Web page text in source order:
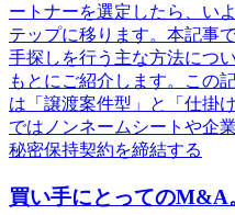
ートナーを選定したら、い
テップに移ります。本記事
手探しを行う主な方法につ
もとにご紹介します。この
は「譲渡案件型」と「仕掛
ではノンネームシートや企
秘密保持契約を締結する
買い手にとってのM&A